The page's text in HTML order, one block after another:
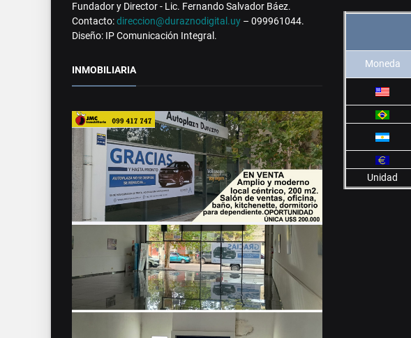
Fundador y Director - Lic. Fernando Salvador Báez.
Contacto:direccion@duraznodigital.uy – 099961044.
Diseño: IP Comunicación Integral.
INMOBILIARIA
Moneda
Unidad